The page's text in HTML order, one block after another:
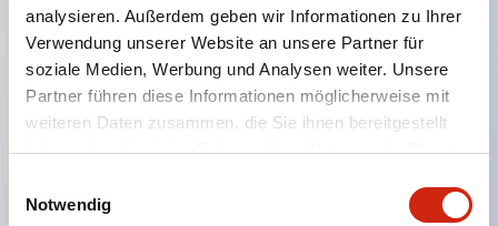
analysieren. Außerdem geben wir Informationen zu Ihrer
Verwendung unserer Website an unsere Partner für
soziale Medien, Werbung und Analysen weiter. Unsere
Partner führen diese Informationen möglicherweise mit
weiteren Daten zusammen, die Sie ihnen bereitgestellt
haben oder die sie im Rahmen Ihrer Nutzung der Dienste
Notwendig
Kontakte schließen nicht, wenn von Aus (Pos. 3)
zu Aus (Pos. 1) losgelassen wird (nach IEC60204-
1 9.2.5.8)
Verschiedene Kontaktkonfigurationen (bis zu zwei
Erhältlich mit oder ohne Gummiabdeckung